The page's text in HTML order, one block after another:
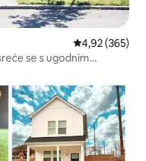
Prosječna
4,92 (365)
se s ugodnim